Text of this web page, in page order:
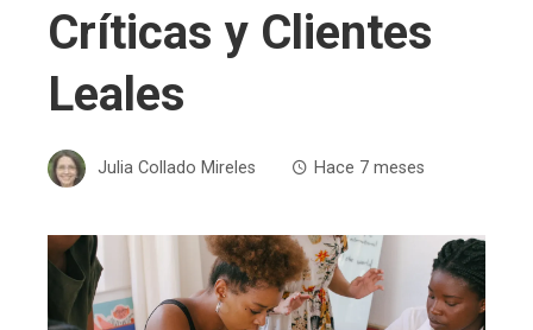
Críticas y Clientes
Leales
Julia Collado Mireles Hace 7 meses